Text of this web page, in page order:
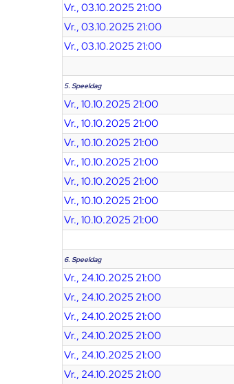
Vr., 03.10.2025 21:00
Vr., 03.10.2025 21:00
Vr., 03.10.2025 21:00
5. Speeldag
Vr., 10.10.2025 21:00
Vr., 10.10.2025 21:00
Vr., 10.10.2025 21:00
Vr., 10.10.2025 21:00
Vr., 10.10.2025 21:00
Vr., 10.10.2025 21:00
Vr., 10.10.2025 21:00
6. Speeldag
Vr., 24.10.2025 21:00
Vr., 24.10.2025 21:00
Vr., 24.10.2025 21:00
Vr., 24.10.2025 21:00
Vr., 24.10.2025 21:00
Vr., 24.10.2025 21:00